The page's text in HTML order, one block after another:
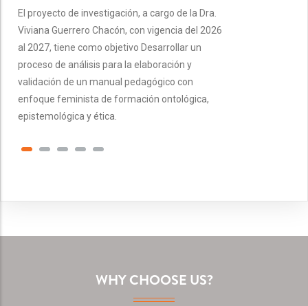
El proyecto de investigación, a cargo de la Dra.
Viviana Guerrero Chacón, con vigencia del 2026
al 2027, tiene como objetivo Desarrollar un
proceso de análisis para la elaboración y
validación de un manual pedagógico con
enfoque feminista de formación ontológica,
epistemológica y ética.
WHY CHOOSE US?